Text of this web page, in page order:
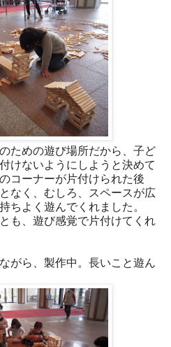
ための遊び場所だから、子ど
けないようにしようと決めて
コーナーが片付けられた後
なく、むしろ、スペースが広
ちよく遊んでくれました。
も、遊び感覚で片付けてくれ
がら、製作中。長いこと遊ん